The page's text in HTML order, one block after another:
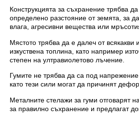
Конструкцията за съхранение трябва
определено разстояние от земята, за
влага, агресивни вещества или
Мястото трябва да е далеч от всякакви
изкуствена топлина, като например
степен на ултравиолетово лъчение.
Гумите не трябва да са под
като тези сили могат да причинят
Металните стелажи за гуми отговарят
за правилно съхранение и предлагат